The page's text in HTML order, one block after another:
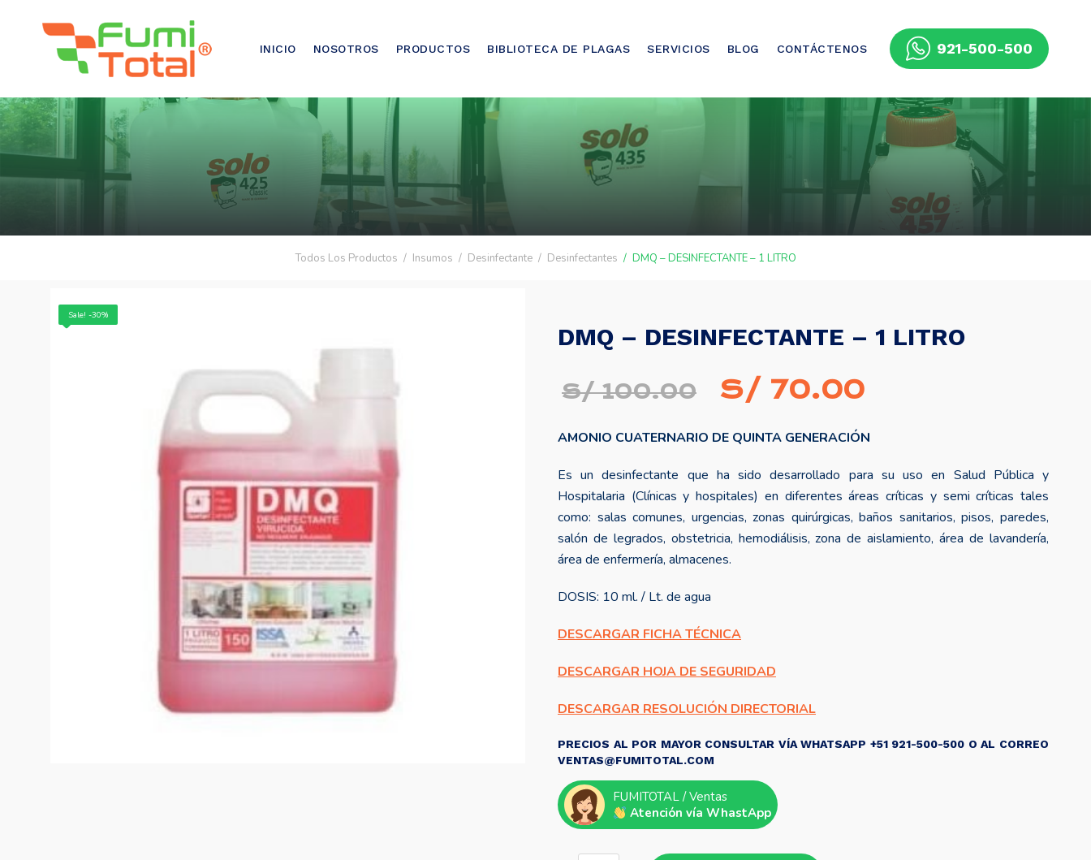
921-500-500
INICIO NOSOTROS PRODUCTOS BIBLIOTECA DE PLAGAS SERVICIOS BLOG CONTÁCTENOS 921-500-500
Todos Los Productos Insumos Desinfectante Desinfectantes DMQ – DESINFECTANTE – 1 LITRO
Sale! -30%
DMQ – DESINFECTANTE – 1 LITRO
S/100.00
El
original
era:
S/ 100.00.
S/ 70.00
actual
es:
S/ 70.00.
AMONIO CUATERNARIO DE QUINTA GENERACIÓN
Es un desinfectante que ha sido desarrollado para su uso en Salud Pública y
Hospitalaria (Clínicas y hospitales) en diferentes áreas críticas y semi críticas tales
como: salas comunes, urgencias, zonas quirúrgicas, baños sanitarios, pisos, paredes,
salón de legrados, obstetricia, hemodiálisis, zona de aislamiento, área de lavandería,
área de enfermería, almacenes.
DOSIS: 10 ml. / Lt. de agua
DESCARGAR FICHA TÉCNICA
DESCARGAR HOJA DE SEGURIDAD
DESCARGAR RESOLUCIÓN DIRECTORIAL
PRECIOS AL POR MAYOR CONSULTAR VÍA WHATSAPP +51 921-500-500 O AL CORREO
VENTAS@FUMITOTAL.COM
FUMITOTAL / Ventas
Atención vía WhastApp